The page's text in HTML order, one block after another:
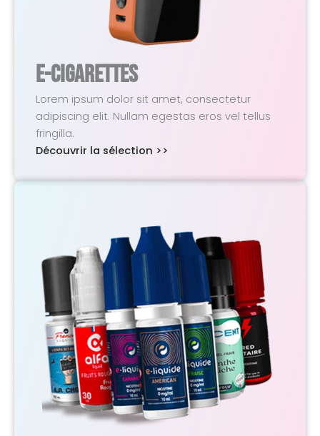
E-Cigarettes
Lorem ipsum dolor sit amet, consectetur
adipiscing elit. Nullam egestas eros vel tellus
fringilla.
Découvrir la sélection >>